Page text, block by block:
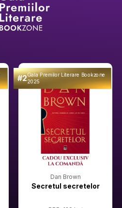
#2Gala Premilor Literare Bookzone
2025
Dan Brown
Secretul secretelor